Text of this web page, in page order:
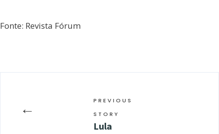
Fonte: Revista Fórum
←
PREVIOUS
STORY
Lula